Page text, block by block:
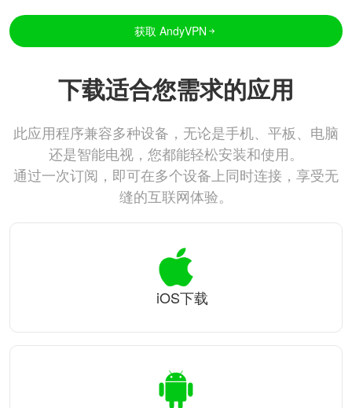
获取 AndyVPN
下载适合您需求的应用
此应用程序兼容多种设备，无论是手机、平板、电脑
还是智能电视，您都能轻松安装和使用。
通过一次订阅，即可在多个设备上同时连接，享受无
缝的互联网体验。
iOS下载